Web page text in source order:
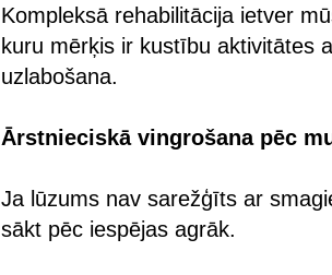
Kompleksā rehabilitācija ietver
kuru mērķis ir kustību aktivitātes
uzlabošana.
Ārstnieciskā vingrošana pēc
Ja lūzums nav sarežģīts ar
sākt pēc iespējas agrāk.